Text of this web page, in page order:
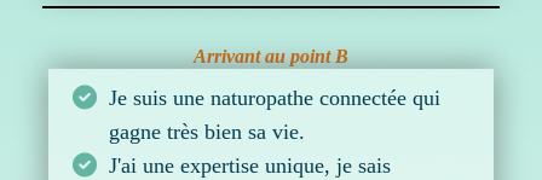
Arrivant au point B
Je suis une naturopathe connectée qui
gagne très bien sa vie.
J'ai une expertise unique, je sais